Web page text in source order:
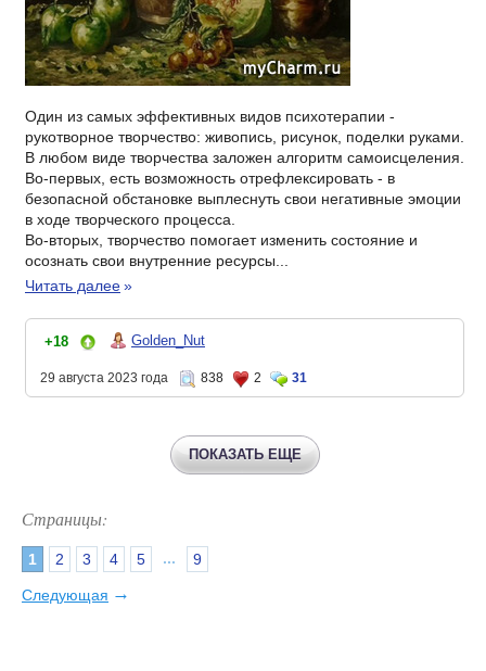
Один из самых эффективных видов психотерапии -
рукотворное творчество: живопись, рисунок, поделки руками.
В любом виде творчества заложен алгоритм самоисцеления.
Во-первых, есть возможность отрефлексировать - в
безопасной обстановке выплеснуть свои негативные эмоции
в ходе творческого процесса.
Во-вторых, творчество помогает изменить состояние и
осознать свои внутренние ресурсы...
Читать далее»
+18 Golden_Nut
29 августа 2023 года 838 2 31
ПОКАЗАТЬ ЕЩЕ
Страницы:
1 2 3 4 5 ... 9
Следующая →